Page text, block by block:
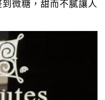
微糖，甜而不膩讓人